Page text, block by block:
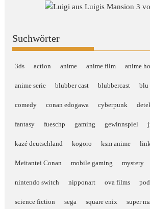
Suchwörter
3ds action anime anime film anime
anime serie blubber cast blubbercast blu
comedy conan edogawa cyberpunk
fantasy fueschp gaming gewinnspiel
kazé deutschland kogoro ksm anime
Meitantei Conan mobile gaming mystery
nintendo switch nipponart ova films
science fiction sega square enix super